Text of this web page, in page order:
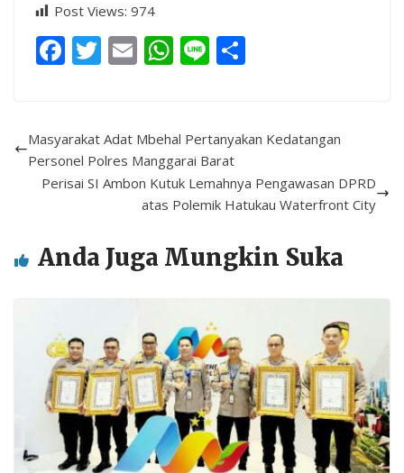
Post Views: 974
F
b
o
o
T
er
E
l
W
s
A
p
p
Li
e
Masyarakat Adat Mbehal Pertanyakan Kedatangan
Personel Polres Manggarai Barat
Perisai SI Ambon Kutuk Lemahnya Pengawasan DPRD
atas Polemik Hatukau Waterfront City
Anda Juga Mungkin Suka